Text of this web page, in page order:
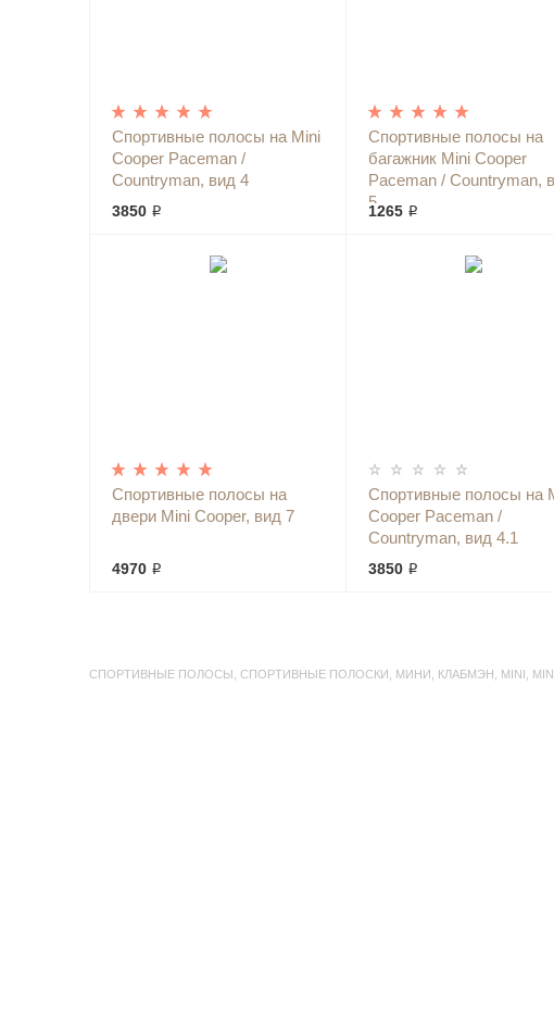
Спортивные полосы на Mini
Cooper Paceman /
Countryman, вид 4
3850 ₽
Спортивные полосы на
багажник Mini Cooper
Paceman / Countryman,
5
1265 ₽
Спортивные полосы на
двери Mini Cooper, вид 7
4970 ₽
Спортивные полосы на
Cooper Paceman /
Countryman, вид 4.1
3850 ₽
СПОРТИВНЫЕ ПОЛОСЫ ,СПОРТИВНЫЕ ПОЛОСКИ МИНИ КЛАБМЭН MINI